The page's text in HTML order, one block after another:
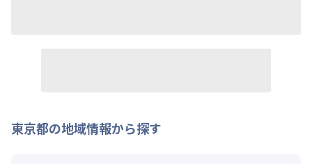
東京都の地域情報から探す